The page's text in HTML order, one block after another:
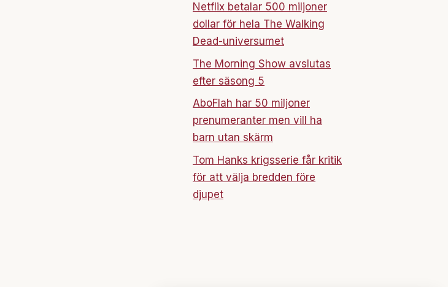
Netflix betalar 500 miljoner
dollar för hela The Walking
Dead-universumet
The Morning Show avslutas
efter säsong 5
AboFlah har 50 miljoner
prenumeranter men vill ha
barn utan skärm
Tom Hanks krigsserie får kritik
för att välja bredden före
djupet